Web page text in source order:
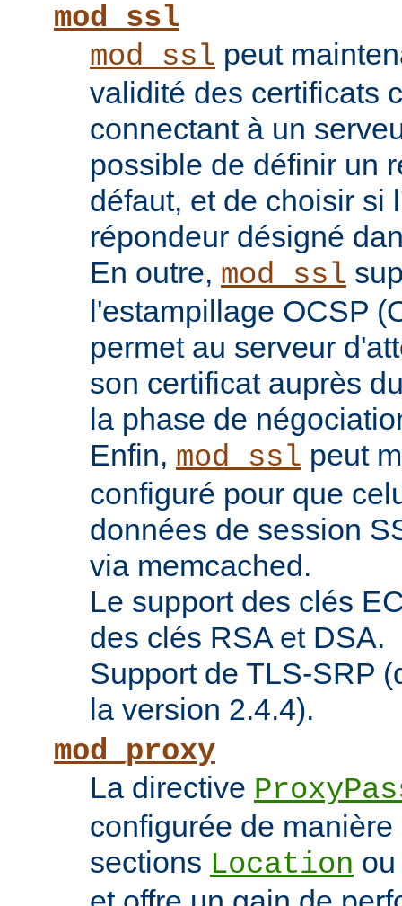
mod_ssl
mod_ssl peut
validité des certificats
connectant à un
possible de définir un
défaut, et de choisir si
répondeur désigné
En outre, mod_ssl
l'estampillage OCSP
permet au serveur
son certificat auprès
la phase de
Enfin, mod_ssl peut
configuré pour que
données de session
via memcached.
Le support des clés
des clés RSA et DSA.
Support de TLS-SRP
la version 2.4.4).
mod_proxy
La directive
configurée de
sections Location